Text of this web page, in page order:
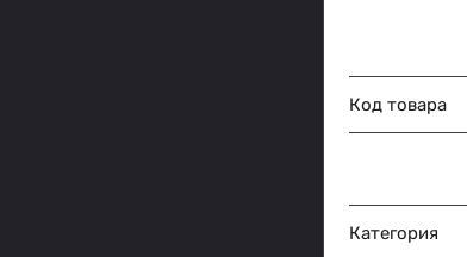
Код товара
Категория